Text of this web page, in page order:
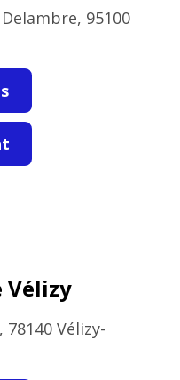
95100
Vélizy
Vélizy-